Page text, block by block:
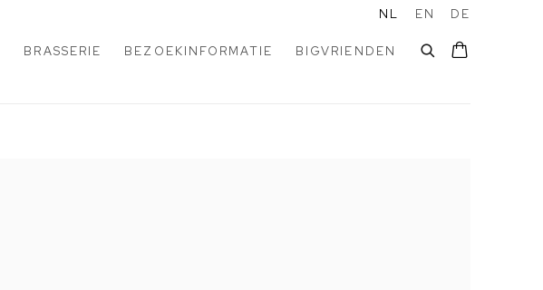
BRASSERIE BEZOEKINFORMATIE BIGVRIENDEN
NL EN DE